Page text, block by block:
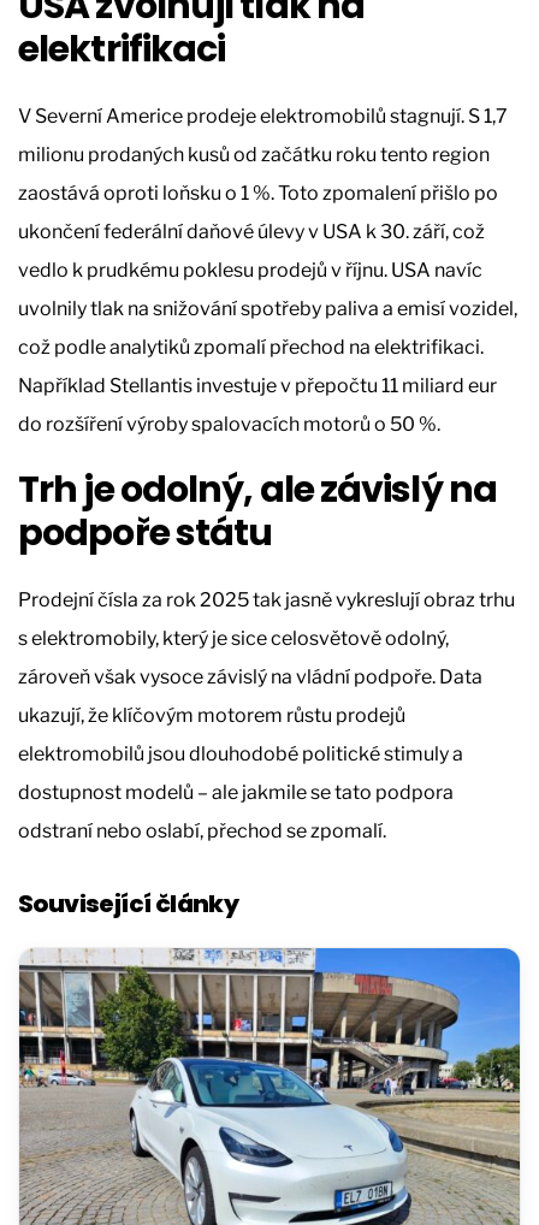
elektrifikaci
V Severní Americe prodeje elektromobilů stagnují. S 1,7
milionu prodaných kusů od začátku roku tento region
zaostává oproti loňsku o 1 %. Toto zpomalení přišlo po
ukončení federální daňové úlevy v USA k 30. září, což
vedlo k prudkému poklesu prodejů v říjnu. USA navíc
uvolnily tlak na snižování spotřeby paliva a emisí vozidel,
což podle analytiků zpomalí přechod na elektrifikaci.
Například Stellantis investuje v přepočtu 11 miliard eur
do rozšíření výroby spalovacích motorů o 50 %.
Trh je odolný, ale závislý na
podpoře státu
Prodejní čísla za rok 2025 tak jasně vykreslují obraz trhu
s elektromobily, který je sice celosvětově odolný,
zároveň však vysoce závislý na vládní podpoře. Data
ukazují, že klíčovým motorem růstu prodejů
elektromobilů jsou dlouhodobé politické stimuly a
dostupnost modelů – ale jakmile se tato podpora
odstraní nebo oslabí, přechod se zpomalí.
Související články